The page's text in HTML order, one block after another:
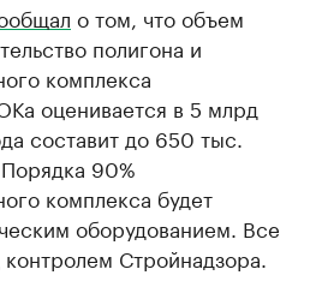
о том, что объем
полигона и
комплекса
оценивается в 5 млрд
составит до 650 тыс.
90%
комплекса будет
оборудованием. Все
Стройнадзора.